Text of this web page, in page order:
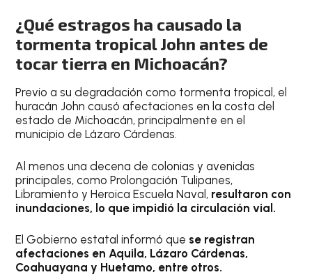
¿Qué estragos ha causado la
tormenta tropical John antes de
tocar tierra en Michoacán?
Previo a su degradación como tormenta tropical, el
huracán John causó afectaciones en la costa del
estado de Michoacán, principalmente en el
municipio de Lázaro Cárdenas.
Al menos una decena de colonias y avenidas
principales, como Prolongación Tulipanes,
Libramiento y Heroica Escuela Naval, resultaron con
inundaciones, lo que impidió la circulación vial.
El Gobierno estatal informó que se registran
afectaciones en Aquila, Lázaro Cárdenas,
Coahuayana y Huetamo, entre otros.